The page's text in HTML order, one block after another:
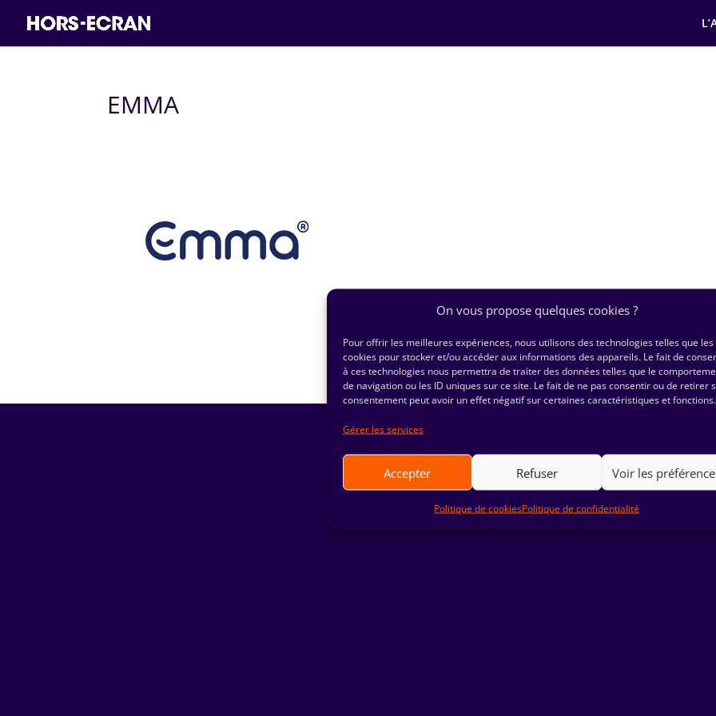
On vous propose quelques cookies ?
Pour offrir les meilleures expériences, nous utilisons des technologies telles que les
cookies pour stocker et/ou accéder aux informations des appareils. Le fait de
à ces technologies nous permettra de traiter des données telles que le
de navigation ou les ID uniques sur ce site. Le fait de ne pas consentir ou de retirer
consentement peut avoir un effet négatif sur certaines caractéristiques et fonctions.
Gérer les services
Accepter Refuser Voir les
Politique de cookiesPolitique de confidentialité
EMMA